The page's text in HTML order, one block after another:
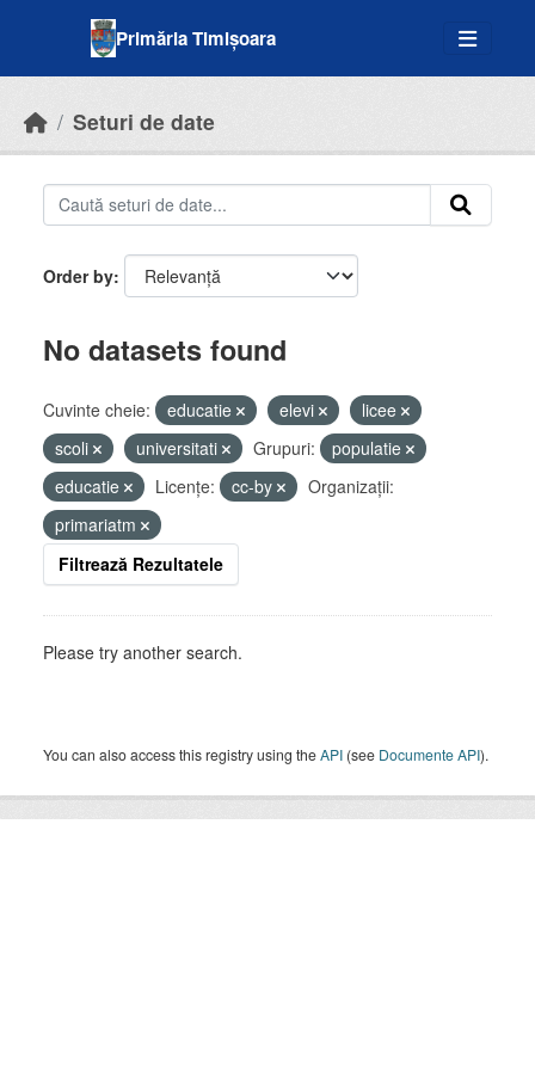
Primăria Timișoara
Seturi de date
Order by
No datasets found
Cuvinte cheie: educatie elevi
licee
scoli
universitati Grupuri:
populatie
educatie
Licenţe: cc-by
Organizații:
primariatm
Filtrează Rezultatele
Please try another search.
You can also access this registry using theAPI (see Documente API).